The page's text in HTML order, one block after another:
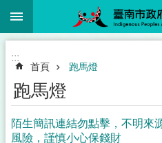
跳到主要內容區塊
:::
首頁 跑馬燈
跑馬燈
陌生簡訊連結勿點擊，不明來
風險，謹慎小心保錢財